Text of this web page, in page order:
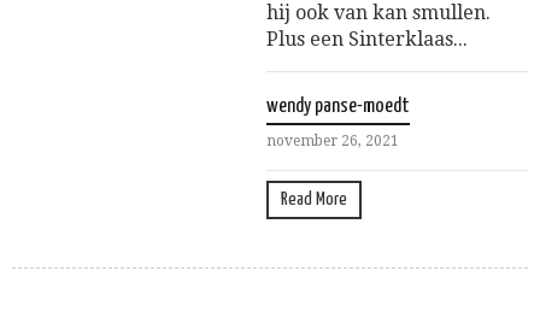
hij ook van kan smullen.
Plus een Sinterklaas...
wendy panse-moedt
november 26, 2021
Read More